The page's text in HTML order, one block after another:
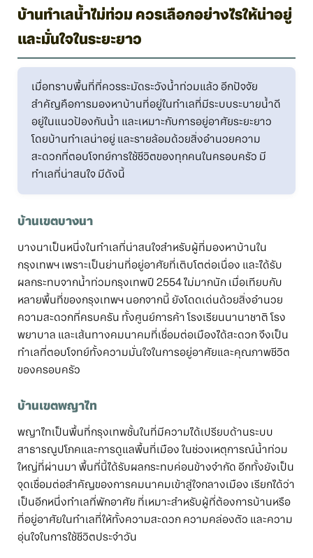
บ้านทำเลน้ำไม่ท่วม ควรเลือกอย่างไรให้น่าอยู่
และมั่นใจในระยะยาว
เมื่อทราบพื้นที่ที่ควรระมัดระวังน้ำท่วมแล้ว อีกปัจจัย
สำคัญคือการมองหาบ้านที่อยู่ในทำเลที่มีระบบระบายน้ำดี
อยู่ในแนวป้องกันน้ำ และเหมาะกับการอยู่อาศัยระยะยาว
โดยบ้านทำเลน่าอยู่ และรายล้อมด้วยสิ่งอำนวยความ
สะดวกที่ตอบโจทย์การใช้ชีวิตของทุกคนในครอบครัว มี
ทำเลที่น่าสนใจ มีดังนี้
บ้านเขตบางนา
บางนาเป็นหนึ่งในทำเลที่น่าสนใจสำหรับผู้ที่มองหาบ้านใน
กรุงเทพฯ เพราะเป็นย่านที่อยู่อาศัยที่เติบโตต่อเนื่อง และได้รับ
ผลกระทบจากน้ำท่วมกรุงเทพปี 2554 ไม่มากนัก เมื่อเทียบกับ
หลายพื้นที่ของกรุงเทพฯ นอกจากนี้ ยังโดดเด่นด้วยสิ่งอำนวย
ความสะดวกที่ครบครัน ทั้งศูนย์การค้า โรงเรียนนานาชาติ โรง
พยาบาล และเส้นทางคมนาคมที่เชื่อมต่อเมืองได้สะดวก จึงเป็น
ทำเลที่ตอบโจทย์ทั้งความมั่นใจในการอยู่อาศัยและคุณภาพชีวิต
ของครอบครัว
บ้านเขตพญาไท
พญาไทเป็นพื้นที่กรุงเทพชั้นในที่มีความได้เปรียบด้านระบบ
สาธารณูปโภคและการดูแลพื้นที่เมือง ในช่วงเหตุการณ์น้ำท่วม
ใหญ่ที่ผ่านมา พื้นที่นี้ได้รับผลกระทบค่อนข้างจำกัด อีกทั้งยังเป็น
จุดเชื่อมต่อสำคัญของการคมนาคมเข้าสู่ใจกลางเมือง เรียกได้ว่า
เป็นอีกหนึ่งทำเลที่พักอาศัย ที่เหมาะสำหรับผู้ที่ต้องการบ้านหรือ
ที่อยู่อาศัยในทำเลที่ให้ทั้งความสะดวก ความคล่องตัว และความ
อุ่นใจในการใช้ชีวิตประจำวัน